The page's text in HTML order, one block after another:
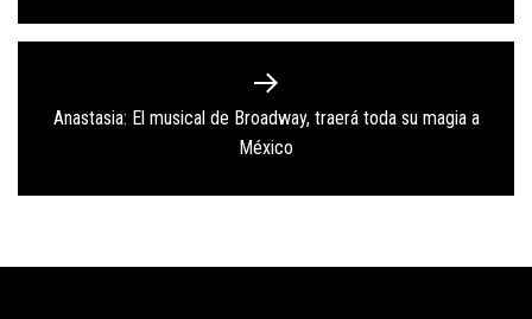
Next
post:
Anastasia: El musical de Broadway, traerá toda su magia a
México